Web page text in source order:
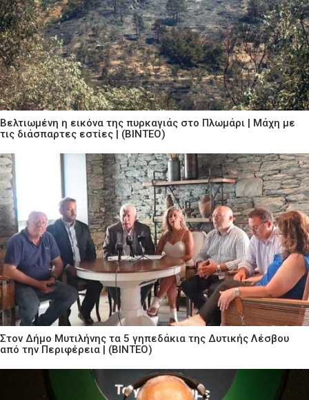
Βελτιωμένη η εικόνα της πυρκαγιάς στο Πλωμάρι | Μάχη με
τις διάσπαρτες εστίες | (ΒΙΝΤΕΟ)
Στον Δήμο Μυτιλήνης τα 5 γηπεδάκια της Δυτικής Λέσβου
από την Περιφέρεια | (ΒΙΝΤΕΟ)